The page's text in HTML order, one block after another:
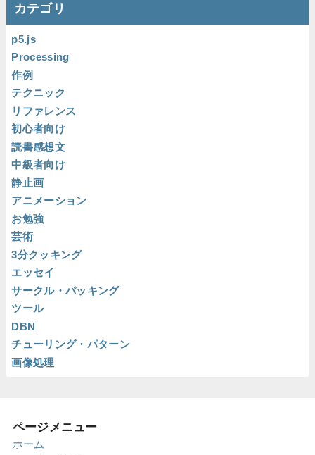
カテゴリ
p5.js
Processing
作例
テクニック
リファレンス
初心者向け
読書感想文
中級者向け
静止画
アニメーション
お勉強
芸術
3分クッキング
エッセイ
サークル・パッキング
ツール
DBN
チューリング・パターン
画像処理
ページメニュー
ホーム